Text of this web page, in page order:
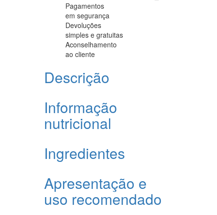
Pagamentos
em segurança
Devoluções
simples e gratuitas
Aconselhamento
ao cliente
Descrição
Informação
nutricional
Ingredientes
Apresentação e
uso recomendado